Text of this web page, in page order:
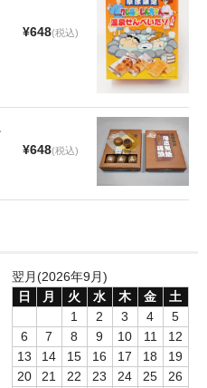
¥648(税込)
¥648(税込)
翌月(2026年9月)
日
月 火 水 木 金
土
1
2 3 4
5
6
7 8 9 10 11
12
13
14 15 16 17 18
19
20
21 22 23 24 25
26